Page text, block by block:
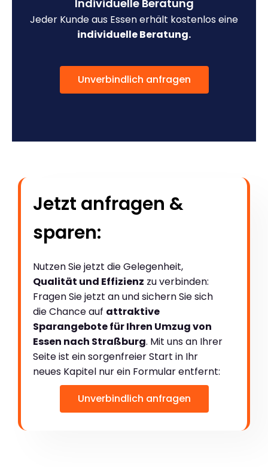
Individuelle Beratung
Jeder Kunde aus Essen erhält kostenlos eine
individuelle Beratung.
Unverbindlich anfragen
Jetzt anfragen &
sparen:
Nutzen Sie jetzt die Gelegenheit,
Qualität und Effizienz zu verbinden:
Fragen Sie jetzt an und sichern Sie sich
die Chance auf attraktive
Sparangebote für Ihren Umzug von
Essen nach Straßburg. Mit uns an Ihrer
Seite ist ein sorgenfreier Start in Ihr
neues Kapitel nur ein Formular entfernt:
Unverbindlich anfragen